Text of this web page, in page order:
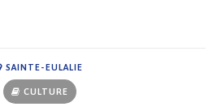
SAINTE-EULALIE
CULTURE